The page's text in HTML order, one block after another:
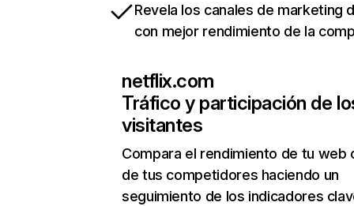
Revela los canales de marketing
con mejor rendimiento de la
netflix.com
Tráfico y participación de
visitantes
Compara el rendimiento de tu web
de tus competidores haciendo un
seguimiento de los indicadores